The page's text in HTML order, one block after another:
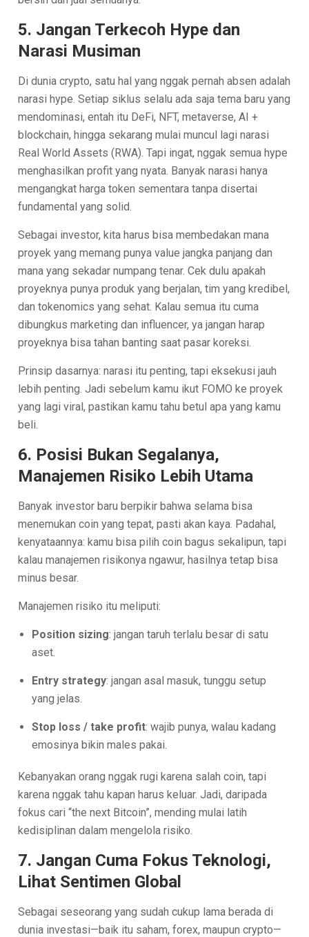
5. Jangan Terkecoh Hype dan
Narasi Musiman
Di dunia crypto, satu hal yang nggak pernah absen adalah
narasi hype. Setiap siklus selalu ada saja tema baru yang
mendominasi, entah itu DeFi, NFT, metaverse, AI +
blockchain, hingga sekarang mulai muncul lagi narasi
Real World Assets (RWA). Tapi ingat, nggak semua hype
menghasilkan profit yang nyata. Banyak narasi hanya
mengangkat harga token sementara tanpa disertai
fundamental yang solid.
Sebagai investor, kita harus bisa membedakan mana
proyek yang memang punya value jangka panjang dan
mana yang sekadar numpang tenar. Cek dulu apakah
proyeknya punya produk yang berjalan, tim yang kredibel,
dan tokenomics yang sehat. Kalau semua itu cuma
dibungkus marketing dan influencer, ya jangan harap
proyeknya bisa tahan banting saat pasar koreksi.
Prinsip dasarnya: narasi itu penting, tapi eksekusi jauh
lebih penting. Jadi sebelum kamu ikut FOMO ke proyek
yang lagi viral, pastikan kamu tahu betul apa yang kamu
beli.
6. Posisi Bukan Segalanya,
Manajemen Risiko Lebih Utama
Banyak investor baru berpikir bahwa selama bisa
menemukan coin yang tepat, pasti akan kaya. Padahal,
kenyataannya: kamu bisa pilih coin bagus sekalipun, tapi
kalau manajemen risikonya ngawur, hasilnya tetap bisa
minus besar.
Manajemen risiko itu meliputi:
Position sizing: jangan taruh terlalu besar di satu
aset.
Entry strategy: jangan asal masuk, tunggu setup
yang jelas.
Stop loss / take profit: wajib punya, walau kadang
emosinya bikin males pakai.
Kebanyakan orang nggak rugi karena salah coin, tapi
karena nggak tahu kapan harus keluar. Jadi, daripada
fokus cari “the next Bitcoin”, mending mulai latih
kedisiplinan dalam mengelola risiko.
7. Jangan Cuma Fokus Teknologi,
Lihat Sentimen Global
Sebagai seseorang yang sudah cukup lama berada di
dunia investasi—baik itu saham, forex, maupun crypto—